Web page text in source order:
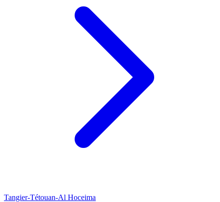
Tangier-Tétouan-Al Hoceima